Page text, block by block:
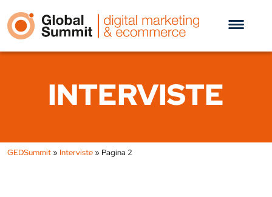
INTERVISTE
GEDSummit» Interviste» Pagina 2